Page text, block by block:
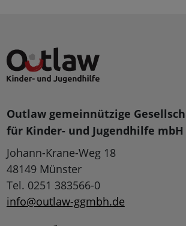
Outlaw gemeinnützige
für Kinder- und Jugendhilfe mbH
Johann-Krane-Weg 18
48149 Münster
Tel. 0251 383566-0
info@outlaw-ggmbh.de